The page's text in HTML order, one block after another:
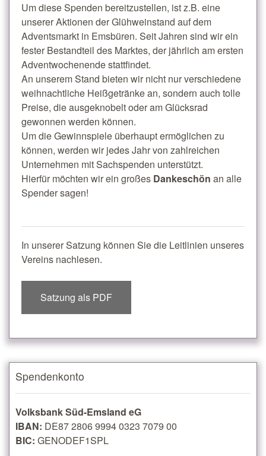
Um diese Spenden bereitzustellen, ist z.B. eine
unserer Aktionen der Glühweinstand auf dem
Adventsmarkt in Emsbüren. Seit Jahren sind wir ein
fester Bestandteil des Marktes, der jährlich am ersten
Adventwochenende stattfindet.
An unserem Stand bieten wir nicht nur verschiedene
weihnachtliche Heißgetränke an, sondern auch tolle
Preise, die ausgeknobelt oder am Glücksrad
gewonnen werden können.
Um die Gewinnspiele überhaupt ermöglichen zu
können, werden wir jedes Jahr von zahlreichen
Unternehmen mit Sachspenden unterstützt.
Hierfür möchten wir ein großes Dankeschön an alle
Spender sagen!
In unserer Satzung können Sie die Leitlinien unseres
Vereins nachlesen.
Satzung als PDF
Spendenkonto
Volksbank Süd-Emsland eG
IBAN: DE87 2806 9994 0323 7079 00
BIC: GENODEF1SPL